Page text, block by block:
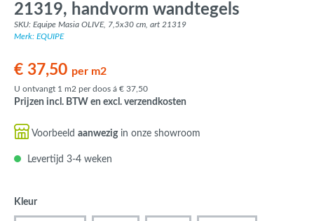
21319, handvorm wandtegels
SKU: Equipe Masia OLIVE, 7,5x30 cm, art 21319
Merk: EQUIPE
€ 37,50 per m2
U ontvangt 1 m2 per doos á € 37,50
Prijzen incl. BTW en excl. verzendkosten
Voorbeeld aanwezigin onze showroom
Levertijd 3-4 weken
Kleur